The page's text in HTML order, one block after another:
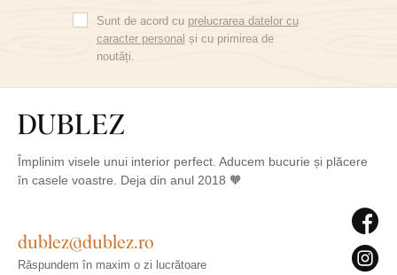
Sunt de acord cu prelucrarea datelor cu
caracter personal și cu primirea de
noutăți.
Împlinim visele unui interior perfect. Aducem bucurie și plăcere
în casele voastre. Deja din anul 2018 🧡
dublez@dublez.ro
Răspundem în maxim o zi lucrătoare